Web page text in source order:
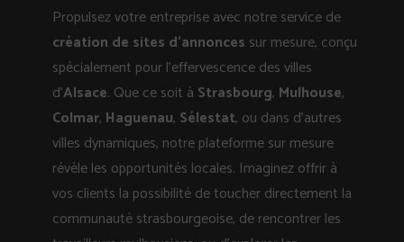
Propulsez votre entreprise avec notre service de
création de sites d’annonces sur mesure, conçu
spécialement pour l’effervescence des villes
d’Alsace. Que ce soit à Strasbourg, Mulhouse,
Colmar, Haguenau, Sélestat, ou dans d’autres
villes dynamiques, notre plateforme sur mesure
révèle les opportunités locales. Imaginez offrir à
vos clients la possibilité de toucher directement la
communauté strasbourgeoise, de rencontrer les